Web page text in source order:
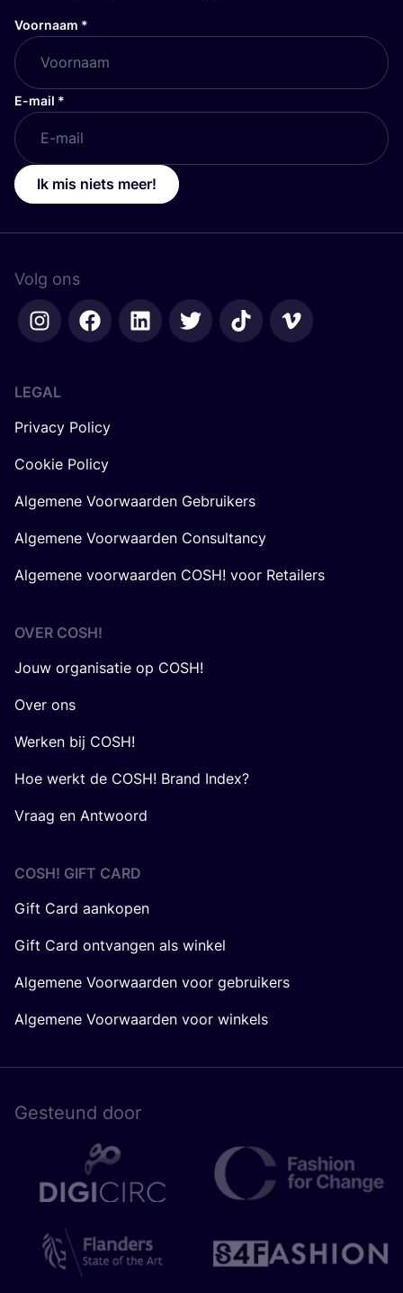
Voornaam *
E-mail *
Ik mis niets meer!
Volg ons
LEGAL
Privacy Policy
Cookie Policy
Algemene Voorwaarden Gebruikers
Algemene Voorwaarden Consultancy
Algemene voorwaarden COSH! voor Retailers
OVER COSH!
Jouw organisatie op COSH!
Over ons
Werken bij COSH!
Hoe werkt de COSH! Brand Index?
Vraag en Antwoord
COSH! GIFT CARD
Gift Card aankopen
Gift Card ontvangen als winkel
Algemene Voorwaarden voor gebruikers
Algemene Voorwaarden voor winkels
Gesteund door